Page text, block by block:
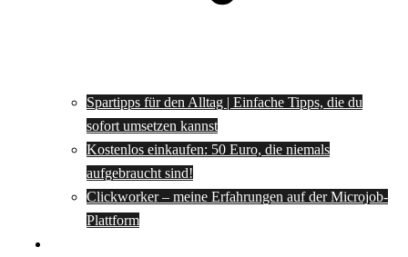
Spartipps für den Alltag | Einfache Tipps, die du
sofort umsetzen kannst
Kostenlos einkaufen: 50 Euro, die niemals
aufgebraucht sind!
Clickworker – meine Erfahrungen auf der Microjob-
Plattform